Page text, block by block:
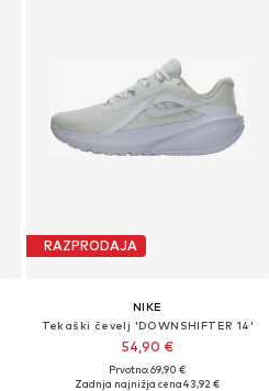
RAZPRODAJA
NIKE
Tekaški čevelj 'DOWNSHIFTER 14'
54,90 €
Prvotno: 69,90 €
Zadnja najnižja cena43,92 €